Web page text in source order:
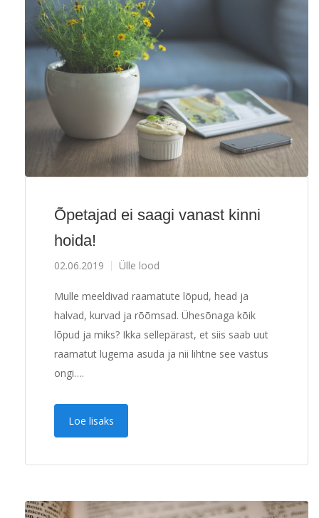
Õpetajad ei saagi vanast kinni
hoida!
02.06.2019 Ülle lood
Mulle meeldivad raamatute lõpud, head ja
halvad, kurvad ja rõõmsad. Ühesõnaga kõik
lõpud ja miks? Ikka sellepärast, et siis saab uut
raamatut lugema asuda ja nii lihtne see vastus
ongi….
Loe lisaks